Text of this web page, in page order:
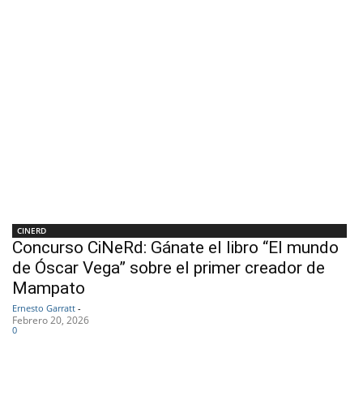
CINERD
Concurso CiNeRd: Gánate el libro “El mundo
de Óscar Vega” sobre el primer creador de
Mampato
Ernesto Garratt -
Febrero 20, 2026
0